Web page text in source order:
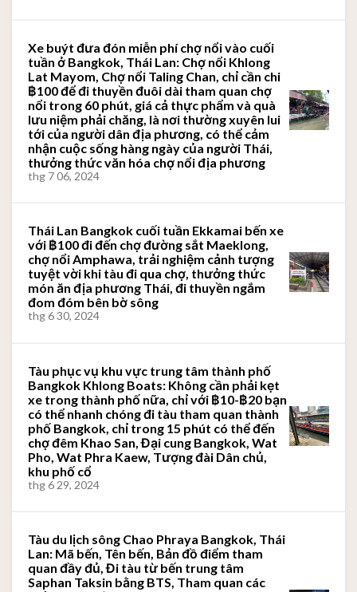
Xe buýt đưa đón miễn phí chợ nổi vào cuối
tuần ở Bangkok, Thái Lan: Chợ nổi Khlong
Lat Mayom, Chợ nổi Taling Chan, chỉ cần chi
฿100 để đi thuyền đuôi dài tham quan chợ
nổi trong 60 phút, giá cả thực phẩm và quà
lưu niệm phải chăng, là nơi thường xuyên lui
tới của người dân địa phương, có thể cảm
nhận cuộc sống hàng ngày của người Thái,
thưởng thức văn hóa chợ nổi địa phương
thg 7 06, 2024
Thái Lan Bangkok cuối tuần Ekkamai bến xe
với ฿100 đi đến chợ đường sắt Maeklong,
chợ nổi Amphawa, trải nghiệm cảnh tượng
tuyệt vời khi tàu đi qua chợ, thưởng thức
món ăn địa phương Thái, đi thuyền ngắm
đom đóm bên bờ sông
thg 6 30, 2024
Tàu phục vụ khu vực trung tâm thành phố
Bangkok Khlong Boats: Không cần phải kẹt
xe trong thành phố nữa, chỉ với ฿10-฿20 bạn
có thể nhanh chóng đi tàu tham quan thành
phố Bangkok, chỉ trong 15 phút có thể đến
chợ đêm Khao San, Đại cung Bangkok, Wat
Pho, Wat Phra Kaew, Tượng đài Dân chủ,
khu phố cổ
thg 6 29, 2024
Tàu du lịch sông Chao Phraya Bangkok, Thái
Lan: Mã bến, Tên bến, Bản đồ điểm tham
quan đầy đủ, Đi tàu từ bến trung tâm
Saphan Taksin bằng BTS, Tham quan các